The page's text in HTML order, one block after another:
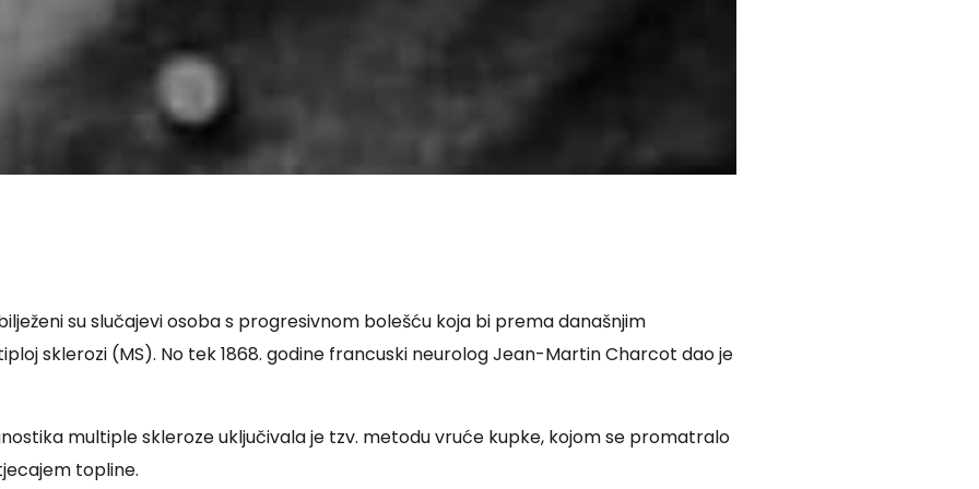
su slučajevi osoba s progresivnom bolešću koja bi prema današnjim
sklerozi (MS). No tek 1868. godine francuski neurolog Jean-Martin Charcot dao je
multiple skleroze uključivala je tzv. metodu vruće kupke, kojom se promatralo
topline.